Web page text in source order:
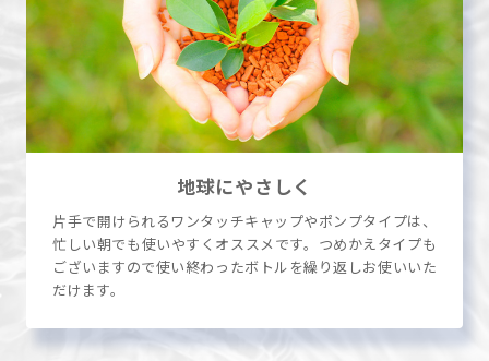
地球にやさしく
片手で開けられるワンタッチキャップやポンプタイプは、
忙しい朝でも使いやすくオススメです。つめかえタイプも
ございますので使い終わったボトルを繰り返しお使いいた
だけます。